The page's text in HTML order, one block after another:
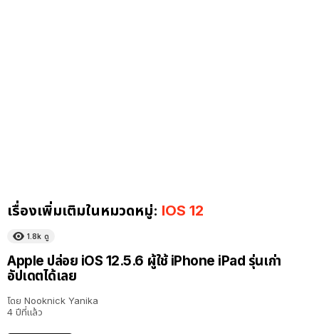
เรื่องเพิ่มเติมในหมวดหมู่: IOS 12
1.8k ดู
Apple ปล่อย iOS 12.5.6 ผู้ใช้ iPhone iPad รุ่นเก่า
อัปเดตได้เลย
โดย Nooknick Yanika
4 ปีที่แล้ว